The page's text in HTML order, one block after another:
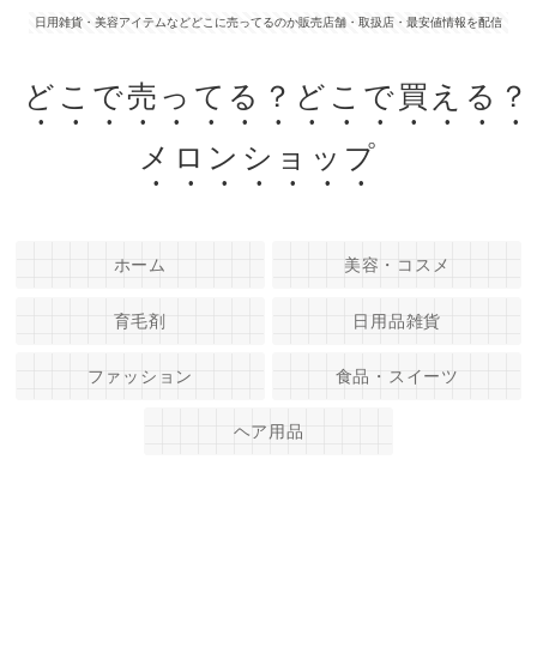
日用雑貨・美容アイテムなどどこに売ってるのか販売店舗・取扱店・最安値情報を配信
どこで売ってる？どこで買える？
メロンショップ
ホーム 美容・コスメ
育毛剤 日用品雑貨
ファッション 食品・スイーツ
ヘア用品